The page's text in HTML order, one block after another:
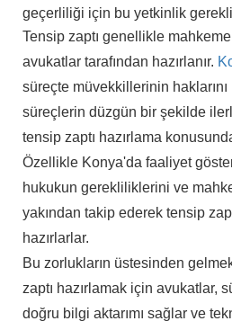
geçerliliği için bu yetkinlik
Tensip zaptı genellikle
avukatlar tarafından hazırlanır.
süreçte müvekkillerinin
süreçlerin düzgün bir şekilde
tensip zaptı hazırlama
Özellikle Konya'da faaliyet
hukukun gerekliliklerini ve
yakından takip ederek tensip
hazırlarlar.
Bu zorlukların üstesinden
zaptı hazırlamak için avukatlar,
doğru bilgi aktarımı sağlar ve